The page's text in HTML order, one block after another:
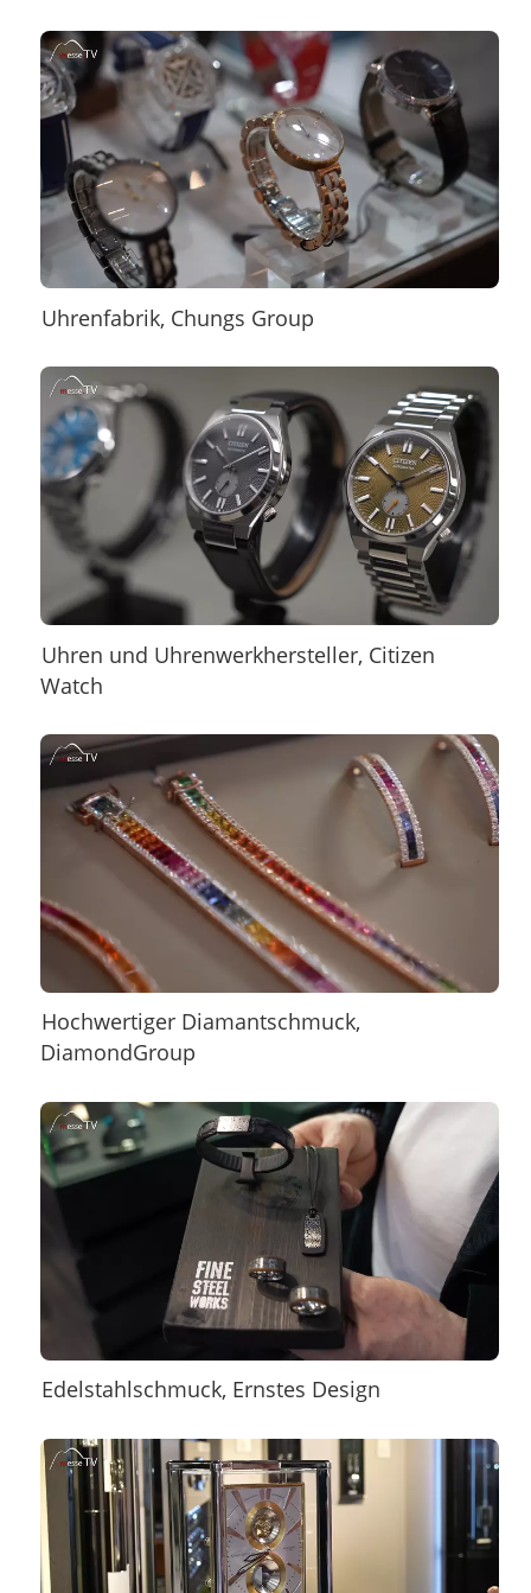
Uhrenfabrik, Chungs Group
Uhren und Uhrenwerkhersteller, Citizen
Watch
Hochwertiger Diamantschmuck,
DiamondGroup
Edelstahlschmuck, Ernstes Design